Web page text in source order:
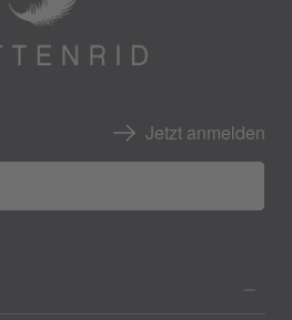
Jetzt anmelden